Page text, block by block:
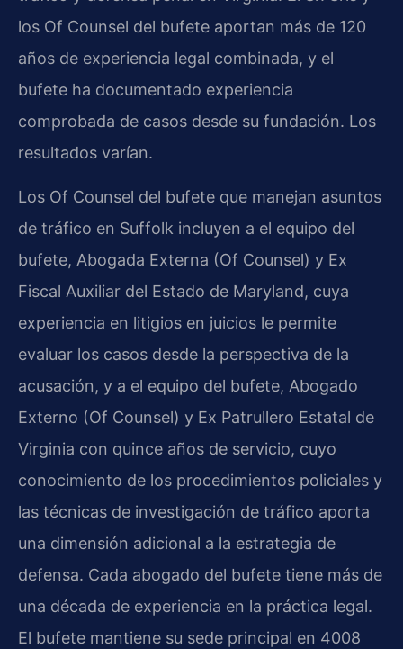
los Of Counsel del bufete aportan más de 120
años de experiencia legal combinada, y el
bufete ha documentado experiencia
comprobada de casos desde su fundación. Los
resultados varían.
Los Of Counsel del bufete que manejan asuntos
de tráfico en Suffolk incluyen a el equipo del
bufete, Abogada Externa (Of Counsel) y Ex
Fiscal Auxiliar del Estado de Maryland, cuya
experiencia en litigios en juicios le permite
evaluar los casos desde la perspectiva de la
acusación, y a el equipo del bufete, Abogado
Externo (Of Counsel) y Ex Patrullero Estatal de
Virginia con quince años de servicio, cuyo
conocimiento de los procedimientos policiales y
las técnicas de investigación de tráfico aporta
una dimensión adicional a la estrategia de
defensa. Cada abogado del bufete tiene más de
una década de experiencia en la práctica legal.
El bufete mantiene su sede principal en 4008